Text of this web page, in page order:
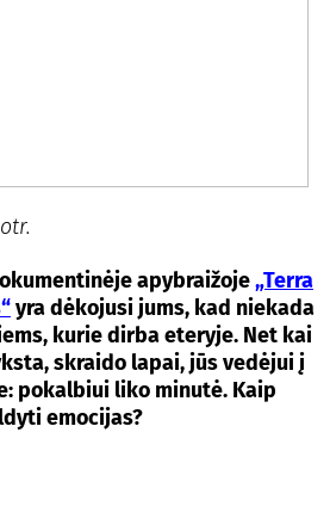
apybraižoje„Terra
yra dėkojusi jums, kad niekada
kurie dirba eteryje. Net kai
skraido lapai, jūs vedėjui į
pokalbiui liko minutė. Kaip
emocijas?